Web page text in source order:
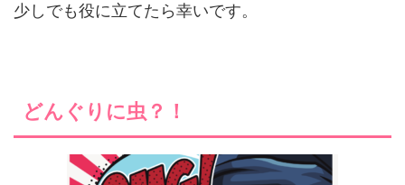
少しでも役に立てたら幸いです。
どんぐりに虫？！